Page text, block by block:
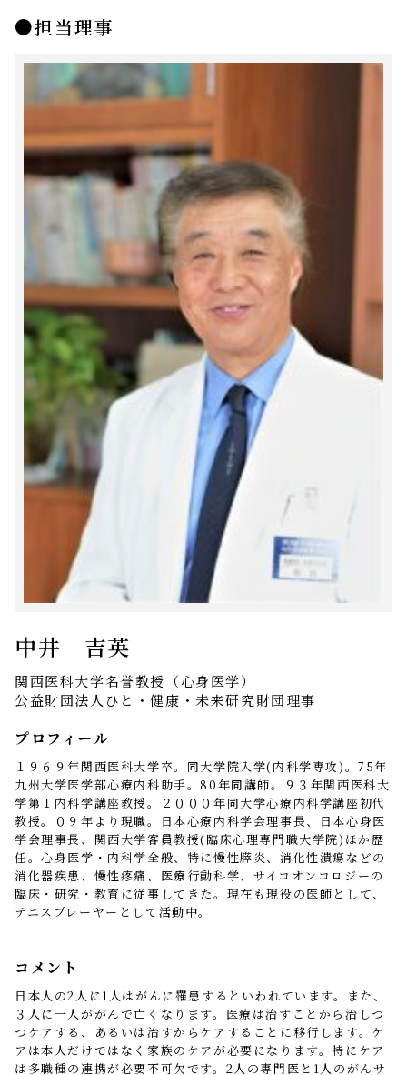
担当理事
中井 吉英
関西医科大学名誉教授（心身医学）
公益財団法人ひと・健康・未来研究財団理事
プロフィール
１９６９年関西医科大学卒。同大学院入学(内科学専攻)。75年
九州大学医学部心療内科助手。80年同講師。９３年関西医科大
学第１内科学講座教授。２０００年同大学心療内科学講座初代
教授。０９年より現職。日本心療内科学会理事長、日本心身医
学会理事長、関西大学客員教授(臨床心理専門職大学院)ほか歴
任。心身医学・内科学全般、特に慢性膵炎、消化性潰瘍などの
消化器疾患、慢性疼痛、医療行動科学、サイコオンコロジーの
臨床・研究・教育に従事してきた。現在も現役の医師として、
テニスプレーヤーとして活動中。
コメント
日本人の2人に1人はがんに罹患するといわれています。また、
３人に一人ががんで亡くなります。医療は治すことから治しつ
つケアする、あるいは治すからケアすることに移行します。ケ
アは本人だけではなく家族のケアが必要になります。特にケア
は多職種の連携が必要不可欠です。2人の専門医と1人のがんサ